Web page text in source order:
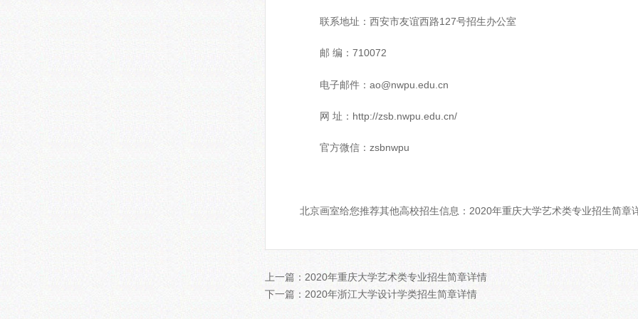
联系地址：西安市友谊西路127号招生办公室
邮 编：710072
电子邮件：ao@nwpu.edu.cn
网 址：http://zsb.nwpu.edu.cn/
官方微信：zsbnwpu
北京画室给您推荐其他高校招生信息： 2020年重庆大学艺术类专业招生简章
上一篇： 2020年重庆大学艺术类专业招生简章详情
下一篇： 2020年浙江大学设计学类招生简章详情